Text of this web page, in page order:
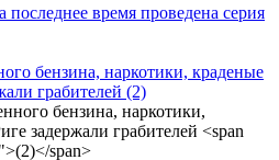
время проведена серия
бензина, наркотики, краденые
грабителей (2)